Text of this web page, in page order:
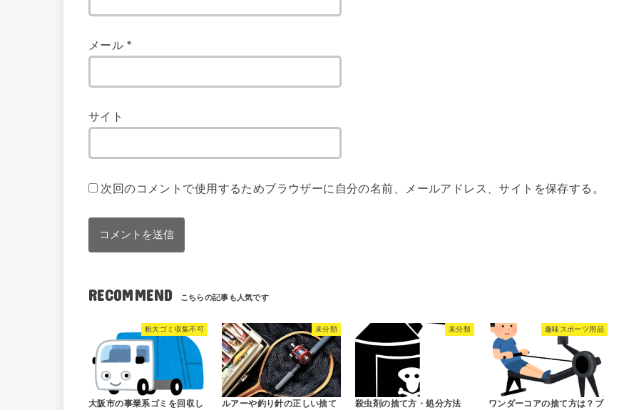
メール *
サイト
次回のコメントで使用するためブラウザーに自分の名前、メールアドレス、サイトを保存する。
RECOMMEND
粗大ゴミ収集不可
大阪市の事業系ゴミを回収し
未分類
ルアーや釣り針の正しい捨て
未分類
殺虫剤の捨て方・処分方法
趣味スポーツ用品
ワンダーコアの捨て方は？ブ